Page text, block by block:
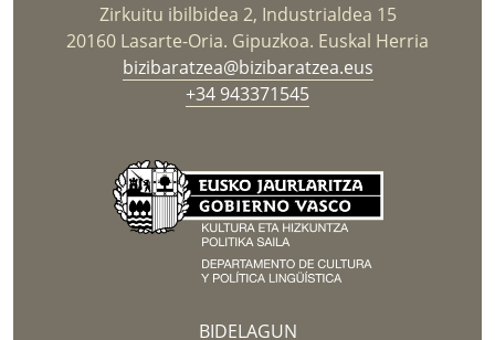
Zirkuitu ibilbidea 2, Industrialdea 15
20160 Lasarte-Oria. Gipuzkoa. Euskal Herria
bizibaratzea@bizibaratzea.eus
+34 943371545
BIDELAGUN